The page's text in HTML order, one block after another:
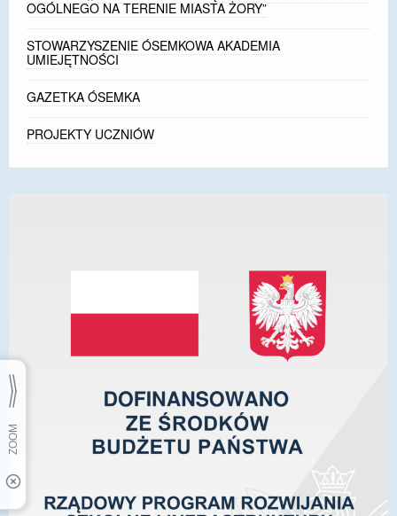
OGÓLNEGO NA TERENIE MIASTA ŻORY”
STOWARZYSZENIE ÓSEMKOWA AKADEMIA
UMIEJĘTNOŚCI
GAZETKA ÓSEMKA
PROJEKTY UCZNIÓW